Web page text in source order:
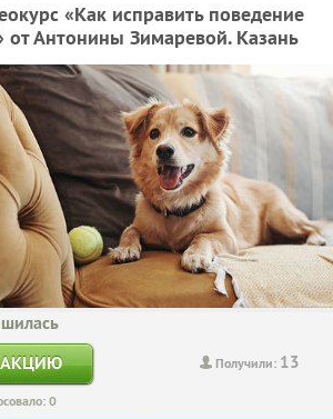
«Как исправить поведение
от Антонины Зимаревой. Казань
Получили: 13
АКЦИЮ
0